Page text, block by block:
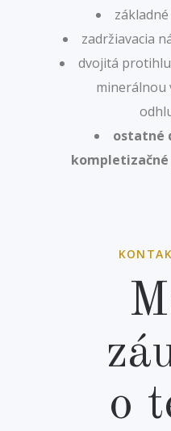
zadržiavacia
dvojitá
minerálnou
ostatné
kompletizačné
o